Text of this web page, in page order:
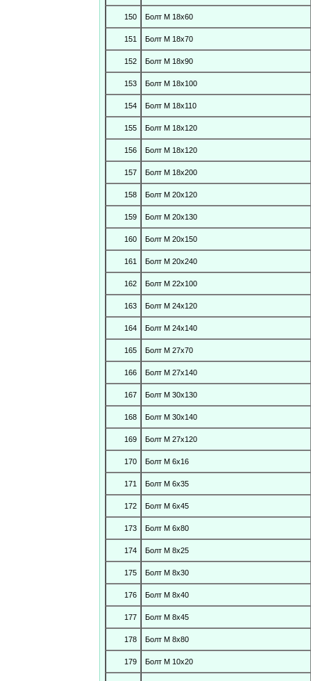
150 Болт М 18х60
151 Болт М 18х70
152 Болт М 18х90
153 Болт М 18х100
154 Болт М 18х110
155 Болт М 18х120
156 Болт М 18х120
157 Болт М 18х200
158 Болт М 20х120
159 Болт М 20х130
160 Болт М 20х150
161 Болт М 20х240
162 Болт М 22х100
163 Болт М 24х120
164 Болт М 24х140
165 Болт М 27х70
166 Болт М 27х140
167 Болт М 30х130
168 Болт М 30х140
169 Болт М 27х120
170 Болт М 6х16
171 Болт М 6х35
172 Болт М 6х45
173 Болт М 6х80
174 Болт М 8х25
175 Болт М 8х30
176 Болт М 8х40
177 Болт М 8х45
178 Болт М 8х80
179 Болт М 10х20